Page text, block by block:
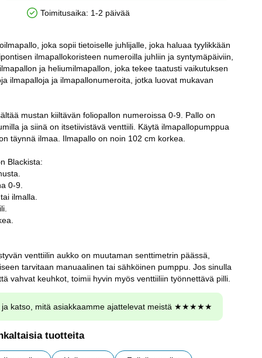
Saatavuus: Varastossa
Toimitusaika: 1-2 päivää
joka sopii tietoiselle juhlijalle, joka haluaa tyylikkään
ilmapallokoristeen numeroilla juhliin ja syntymäpäiviin,
ja heliumilmapallon, joka tekee taatusti vaikutuksen
ilmapalloja ja ilmapallonumeroita, jotka luovat mukavan
mustan kiiltävän foliopallon numeroissa 0-9. Pallo on
ja siinä on itsetiivistävä venttiili. Käytä ilmapallopumppua
täynnä ilmaa. Ilmapallo on noin 102 cm korkea.
Blackista:
0-9.
ilmalla.
venttiilin aukko on muutaman senttimetrin päässä,
tarvitaan manuaalinen tai sähköinen pumppu. Jos sinulla
vahvat keuhkot, toimii hyvin myös venttiiliin työnnettävä pilli.
ja katso, mitä asiakkaamme ajattelevat meistä ★★★★★
tuotteita